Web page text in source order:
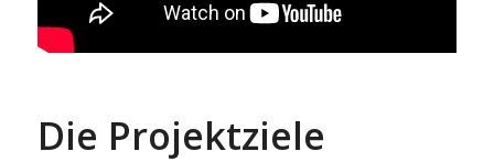
Die Projektziele